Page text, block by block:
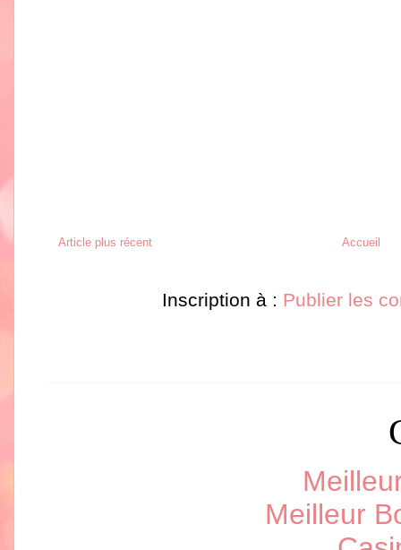
Article plus récent Accueil
Inscription à : Publier les
Meilleur